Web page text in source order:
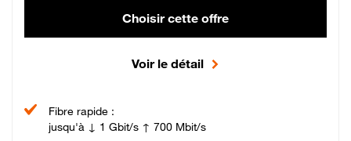
Choisir cette offre
Voir le détail
Fibre rapide :
jusqu'à ↓ 1 Gbit/s ↑ 700 Mbit/s